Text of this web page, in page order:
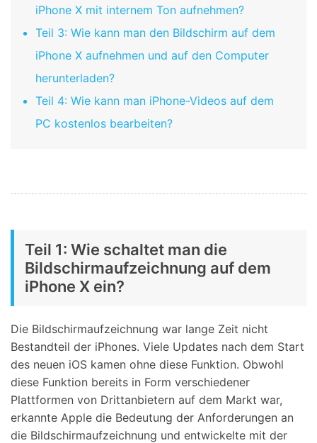
iPhone X mit internem Ton aufnehmen?
Teil 3: Wie kann man den Bildschirm auf dem
iPhone X aufnehmen und auf den Computer
herunterladen?
Teil 4: Wie kann man iPhone-Videos auf dem
PC kostenlos bearbeiten?
Teil 1: Wie schaltet man die
Bildschirmaufzeichnung auf dem
iPhone X ein?
Die Bildschirmaufzeichnung war lange Zeit nicht
Bestandteil der iPhones. Viele Updates nach dem Start
des neuen iOS kamen ohne diese Funktion. Obwohl
diese Funktion bereits in Form verschiedener
Plattformen von Drittanbietern auf dem Markt war,
erkannte Apple die Bedeutung der Anforderungen an
die Bildschirmaufzeichnung und entwickelte mit der